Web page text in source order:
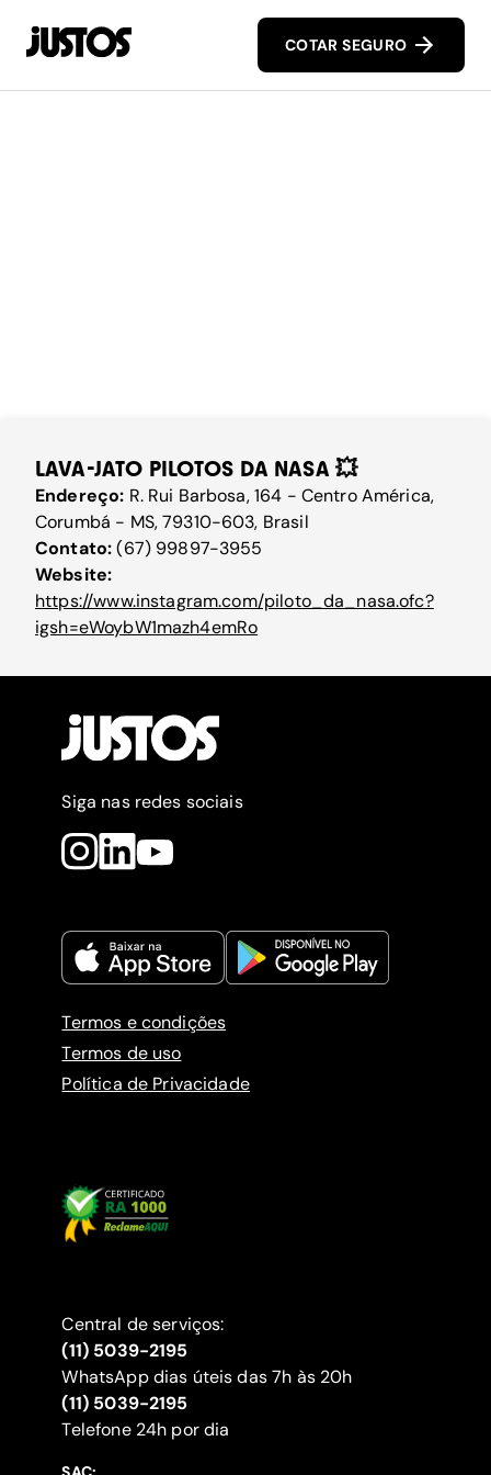
COTAR SEGURO
LAVA-JATO PILOTOS DA NASA 💥
Endereço: R. Rui Barbosa, 164 - Centro América,
Corumbá - MS, 79310-603, Brasil
Contato:(67) 99897-3955
Website:
https://www.instagram.com/piloto_da_nasa.ofc?
igsh=eWoybW1mazh4emRo
Siga nas redes sociais
Termos e condições
Termos de uso
Política de Privacidade
Central de serviços:
(11) 5039-2195
WhatsApp dias úteis das 7h às 20h
(11) 5039-2195
‍Telefone 24h por dia